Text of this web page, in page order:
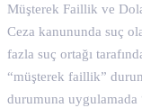
Müşterek Faillik ve
Ceza kanununda suç
fazla suç ortağı
“müşterek faillik”
durumuna uygulamada